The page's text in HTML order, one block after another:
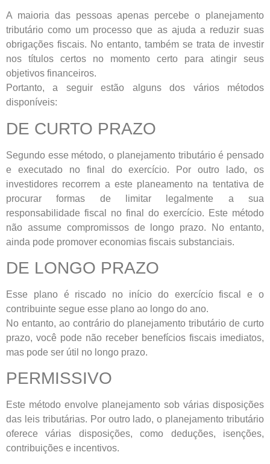
A maioria das pessoas apenas percebe o planejamento
tributário como um processo que as ajuda a reduzir suas
obrigações fiscais. No entanto, também se trata de investir
nos títulos certos no momento certo para atingir seus
objetivos financeiros.
Portanto, a seguir estão alguns dos vários métodos
disponíveis:
DE CURTO PRAZO
Segundo esse método, o planejamento tributário é pensado
e executado no final do exercício. Por outro lado, os
investidores recorrem a este planeamento na tentativa de
procurar formas de limitar legalmente a sua
responsabilidade fiscal no final do exercício. Este método
não assume compromissos de longo prazo. No entanto,
ainda pode promover economias fiscais substanciais.
DE LONGO PRAZO
Esse plano é riscado no início do exercício fiscal e o
contribuinte segue esse plano ao longo do ano.
No entanto, ao contrário do planejamento tributário de curto
prazo, você pode não receber benefícios fiscais imediatos,
mas pode ser útil no longo prazo.
PERMISSIVO
Este método envolve planejamento sob várias disposições
das leis tributárias. Por outro lado, o planejamento tributário
oferece várias disposições, como deduções, isenções,
contribuições e incentivos.